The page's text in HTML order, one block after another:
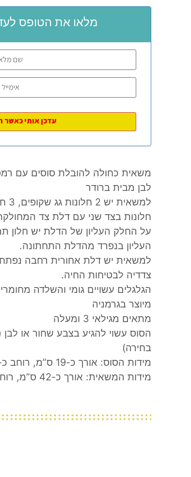
מלאו את הטופס
משאית כחולה להובלת סוסים עם
לבן מבית ברודר
חלונות בצד שני עם דלת צד
על החלק העליון של הדלת יש חלון
העליון בנפרד מהדלת התחתונה.
למשאית יש דלת אחורית רחבה
צדדיה לבטיחות החיה.
הגלגלים עשויים גומי והשלדה
מיוצר בגרמניה
מתאים מגילאי 3 ומעלה
הסוס עשוי להגיע בצבע שחור או לבן
בחירה)
מידות הסוס: אורך כ-19 ס”מ, רוחב כ-4 ס”מ, גובה כ-14 ס”מ
מידות המשאית: אורך כ-42 ס”מ, רוחב כ-16 ס”מ, גובה כ-20 ס”מ